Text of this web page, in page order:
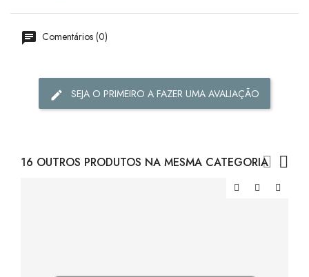
Comentários (0)
SEJA O PRIMEIRO A FAZER UMA AVALIAÇÃO
16 OUTROS PRODUTOS NA MESMA CATEGORIA